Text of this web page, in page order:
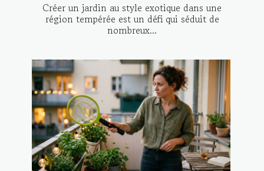
Créer un jardin au style exotique dans une
région tempérée est un défi qui séduit de
nombreux...